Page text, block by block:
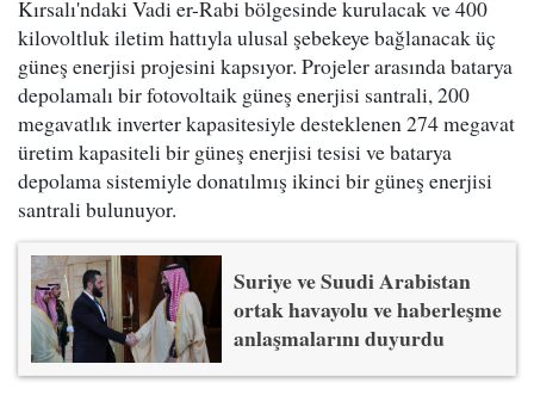
Kırsalı'ndaki Vadi er-Rabi bölgesinde kurulacak ve 400
kilovoltluk iletim hattıyla ulusal şebekeye bağlanacak üç
güneş enerjisi projesini kapsıyor. Projeler arasında batarya
depolamalı bir fotovoltaik güneş enerjisi santrali, 200
megavatlık inverter kapasitesiyle desteklenen 274 megavat
üretim kapasiteli bir güneş enerjisi tesisi ve batarya
depolama sistemiyle donatılmış ikinci bir güneş enerjisi
santrali bulunuyor.
Suriye ve Suudi Arabistan
ortak havayolu ve haberleşme
anlaşmalarını duyurdu